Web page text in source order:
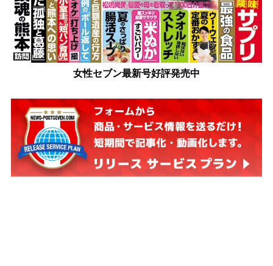
女性セブン最新号好評発売中